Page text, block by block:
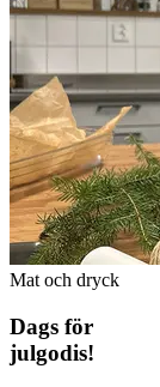
Mat och dryck
Dags för
julgodis!